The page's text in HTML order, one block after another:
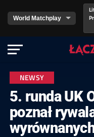
NEWSY
5. runda UK
poznał